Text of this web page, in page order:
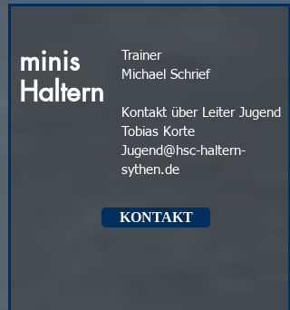
minis
Haltern
Trainer
Michael Schrief
Kontakt über Leiter Jugend
Tobias Korte
Jugend@hsc-haltern-
sythen.de
KONTAKT